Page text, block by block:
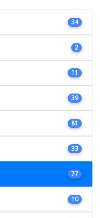
34
2
11
39
81
33
77
10